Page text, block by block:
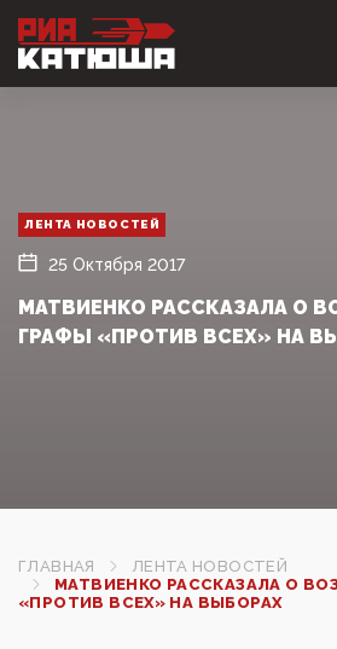
ЛЕНТА НОВОСТЕЙ
25 Октября 2017
МАТВИЕНКО РАССКАЗАЛА О
ГРАФЫ «ПРОТИВ ВСЕХ» НА
ГЛАВНАЯ
ЛЕНТА НОВОСТЕЙ
МАТВИЕНКО РАССКАЗАЛА О
«ПРОТИВ ВСЕХ» НА ВЫБОРАХ